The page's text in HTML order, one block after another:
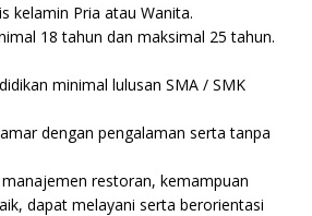
kelamin Pria atau Wanita.
18 tahun dan maksimal 25 tahun.
minimal lulusan SMA / SMK
dengan pengalaman serta tanpa
restoran, kemampuan
dapat melayani serta berorientasi